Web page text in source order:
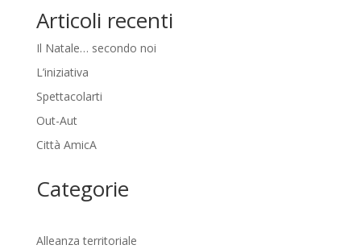
Articoli recenti
Il Natale… secondo noi
L’iniziativa
Spettacolarti
Out-Aut
Città AmicA
Categorie
Alleanza territoriale